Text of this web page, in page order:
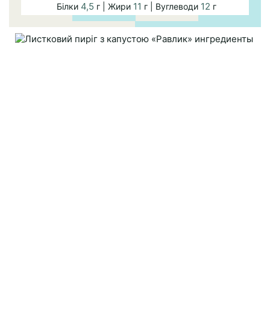
Білки 4,5 г | Жири 11 г | Вуглеводи 12 г